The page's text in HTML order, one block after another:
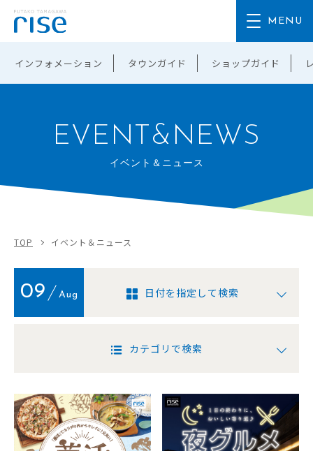
インフォメーション タウンガイド ショップガイド
EVENT&NEWS
イベント＆ニュース
TOP イベント＆ニュース
09 Aug 日付を指定して検索
カテゴリで検索